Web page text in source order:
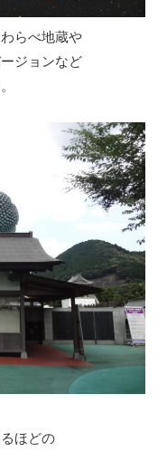
らべ地蔵や
ジョンなど
ほどの